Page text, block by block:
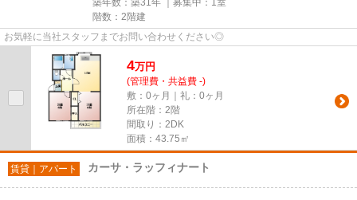
築年数：築31年 ｜募集中： 1室
階数：2階建
お気軽に当社スタッフまでお問い合わせください◎
4万円
(管理費・共益費 -)
敷：0ヶ月｜礼：0ヶ月
所在階：2階
間取り：2DK
面積：43.75㎡
賃貸｜アパート カーサ・ラッフィナート